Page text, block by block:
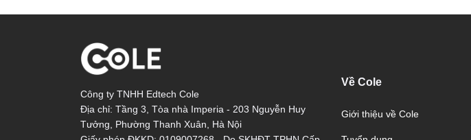
Công ty TNHH Edtech Cole
Địa chỉ: Tầng 3, Tòa nhà Imperia - 203 Nguyễn Huy
Tưởng, Phường Thanh Xuân, Hà Nội
Về Cole
Giới thiệu về Cole